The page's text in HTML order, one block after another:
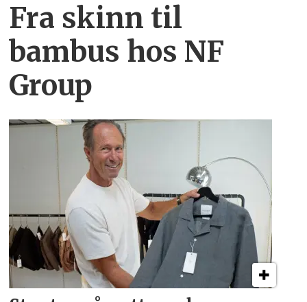
Fra skinn til
bambus hos NF
Group